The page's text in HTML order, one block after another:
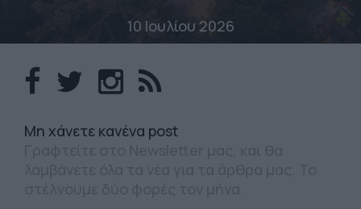
10 Ιουλίου 2026
Mη χάνετε κανένα post